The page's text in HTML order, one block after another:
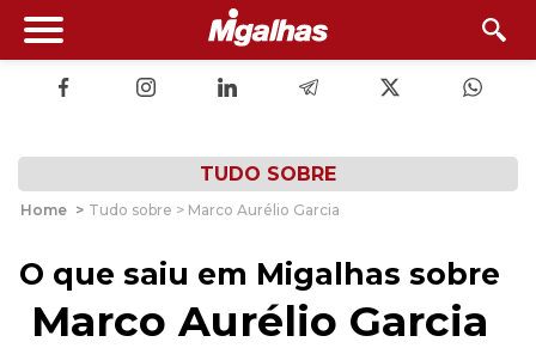
TUDO SOBRE
Home > Tudo sobre > Marco Aurélio Garcia
O que saiu em Migalhas sobre
Marco Aurélio Garcia